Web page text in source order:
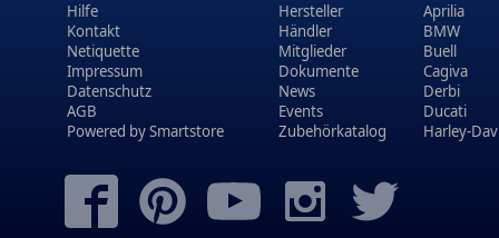
Hilfe
Kontakt
Netiquette
Impressum
Datenschutz
AGB
Powered bySmartstore
Hersteller
Händler
Mitglieder
Dokumente
News
Events
Zubehörkatalog
Aprilia
BMW
Buell
Cagiva
Derbi
Ducati
Harley-